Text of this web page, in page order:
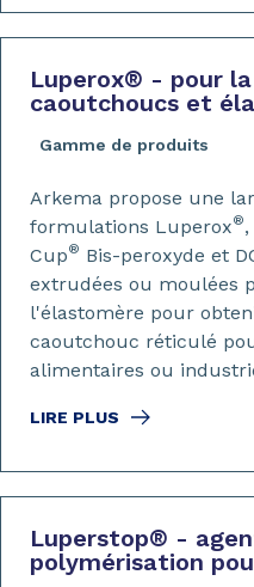
Luperox® - pour
caoutchoucs et
Gamme de produits
LIRE PLUS
Arkema propose une
formulations Luperox®
Cup® Bis-peroxyde et
extrudées ou moulées
l'élastomère pour
caoutchouc réticulé
alimentaires ou
Luperstop® -
polymérisation